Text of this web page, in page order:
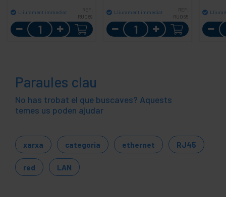
Lliurament immediat
REF:
RU069
Quantitat
Lliurament immediat
REF:
RU065
Quantitat
Paraules clau
No has trobat el que buscaves? Aquests
temes us poden ajudar
xarxa categoria ethernet RJ45
red LAN